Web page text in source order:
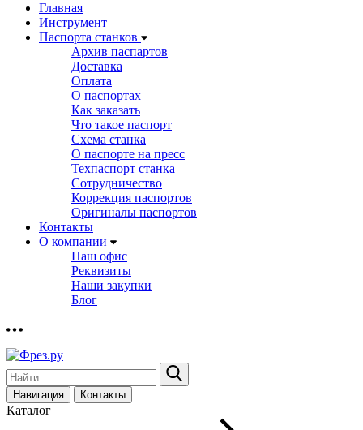
Главная
Инструмент
Паспорта станков
Архив паспартов
Доставка
Оплата
О паспортах
Как заказать
Что такое паспорт
Схема станка
О паспорте на пресс
Техпаспорт станка
Сотрудничество
Коррекция паспортов
Оригиналы паспортов
Контакты
О компании
Наш офис
Реквизиты
Наши закупки
Блог
Навигация Контакты
Каталог